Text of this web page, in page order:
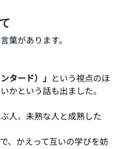
葉があります。
タード）」 という視点のほ
かという話も出ました。
人、未熟な人と成熟した
、かえって互いの学びを妨